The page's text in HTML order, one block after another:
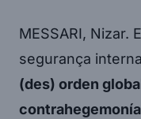
MESSARI, Nizar.
segurança
(des) orden